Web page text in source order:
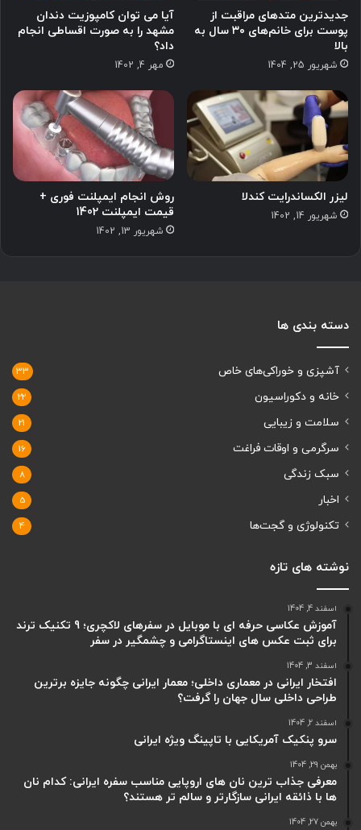
جدیدترین متدهای مراقبت از
پوست برای خانم‌های ۳۰ سال به
بالا
شهریور 25, 1404
آیا می توان کامپوزیت دندان
مشهد را به صورت اقساطی انجام
داد؟
مهر 4, 1402
لیزر الکساندرایت کندلا
شهریور 14, 1402
روش انجام ایمپلنت فوری +
قیمت ایمپلنت 1402
شهریور 13, 1402
دسته بندی ها
آشپزی و خوراکی‌های خاص 33
خانه و دکوراسیون 22
سلامت و زیبایی 21
سرگرمی و اوقات فراغت 16
سبک زندگی 8
اخبار 5
تکنولوژی و گجت‌ها 4
نوشته های تازه
اسفند 4, 1404
آموزش عکاسی حرفه ای با موبایل در سفرهای لاکچری؛ 9 تکنیک ترند
برای ثبت عکس های اینستاگرامی و چشمگیر در سفر
اسفند 3, 1404
افتخار ایرانی در معماری داخلی؛ معمار ایرانی چگونه جایزه برترین
طراحی داخلی سال جهان را گرفت؟
اسفند 2, 1404
سرو پنکیک آمریکایی با تاپینگ ویژه ایرانی
بهمن 29, 1404
معرفی جذاب ترین نان های اروپایی مناسب سفره ایرانی: کدام نان
ها با ذائقه ایرانی سازگارتر و سالم تر هستند؟
بهمن 27, 1404